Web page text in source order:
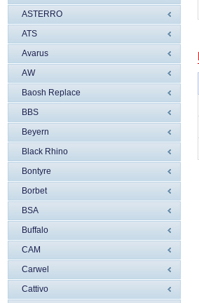
ASTERRO
ATS
Avarus
AW
Baosh Replace
BBS
Beyern
Black Rhino
Bontyre
Borbet
BSA
Buffalo
CAM
Carwel
Cattivo